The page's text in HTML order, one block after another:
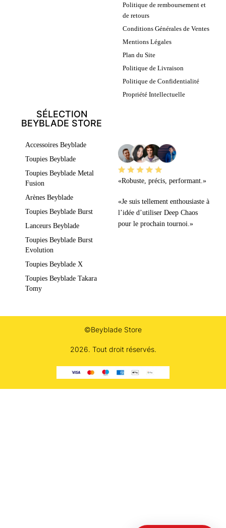
Politique de remboursement et
de retours
Conditions Générales de Ventes
Mentions Légales
Plan du Site
Politique de Livraison
Politique de Confidentialité
Propriété Intellectuelle
SÉLECTION
BEYBLADE STORE
Accessoires Beyblade
Toupies Beyblade
Toupies Beyblade Metal
Fusion
Arènes Beyblade
Toupies Beyblade Burst
Lanceurs Beyblade
Toupies Beyblade Burst
Evolution
Toupies Beyblade X
Toupies Beyblade Takara
Tomy
«Robuste, précis, performant.»
«Je suis tellement enthousiaste à
l’idée d’utiliser Deep Chaos
pour le prochain tournoi.»
©Beyblade Store
2026. Tout droit réservés.